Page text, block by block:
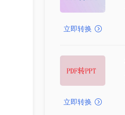
立即转换
立即转换